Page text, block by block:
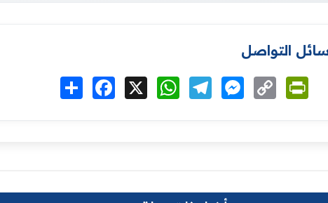
التواصل
انشر Facebook WhatsAppTelegramMessenger
Copy
Link